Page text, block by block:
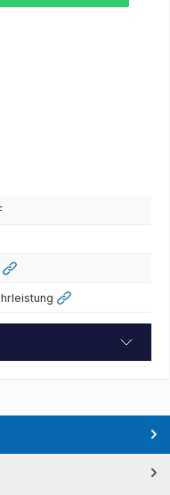
nicht verfügbar.)
ist zurzeit nicht verfügbar.)